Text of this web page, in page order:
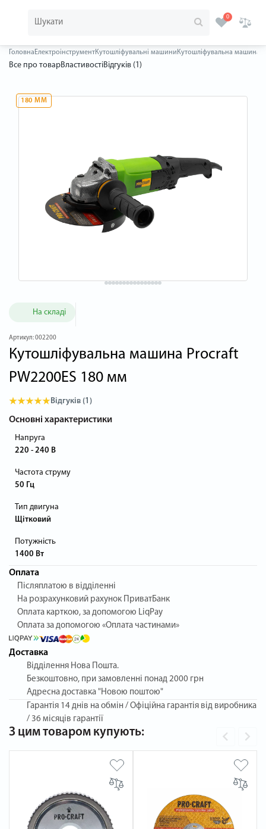
0
Головна ЕлектроінструментКутошліфувальні машини Кутошліфувальна машина
Все про товарВластивостіВідгуків (1)
180 ММ
На складі
Артикул:002200
Кутошліфувальна машина Procraft
PW2200ES 180 мм
Відгуків (1)
Основні характеристики
Напруга
220 - 240 В
Частота струму
50 Гц
Тип двигуна
Щітковий
Потужність
1400 Вт
Оплата
Післяплатою в відділенні
На розрахунковий рахунок ПриватБанк
Оплата карткою, за допомогою LiqPay
Оплата за допомогою «Оплата частинами»
Доставка
Відділення Нова Пошта.
Безкоштовно, при замовленні понад 2000 грн
Адресна доставка "Новою поштою"
Гарантія 14 днів на обмін / Офіційна гарантія від виробника
/ 36 місяців гарантії
З цим товаром купують: